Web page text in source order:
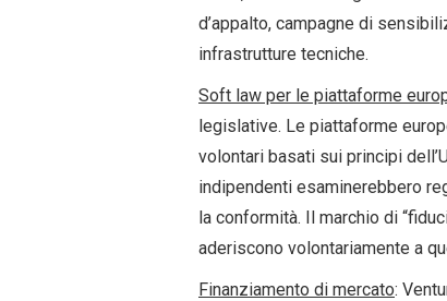
d’appalto, campagne di
infrastrutture tecniche.
Soft law per le piattaforme
legislative. Le piattaforme
volontari basati sui principi
indipendenti esaminerebbero
la conformità. Il marchio di
aderiscono volontariamente a
Finanziamento di mercato: